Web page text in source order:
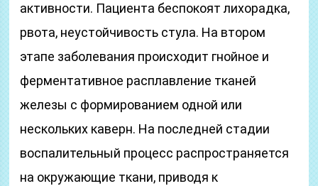
активности. Пациента беспокоят лихорадка,
рвота, неустойчивость стула. На втором
этапе заболевания происходит гнойное и
ферментативное расплавление тканей
железы с формированием одной или
нескольких каверн. На последней стадии
воспалительный процесс распространяется
на окружающие ткани, приводя к